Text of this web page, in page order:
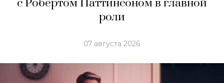
с Робертом Паттинсоном в главной
роли
07 августа 2026